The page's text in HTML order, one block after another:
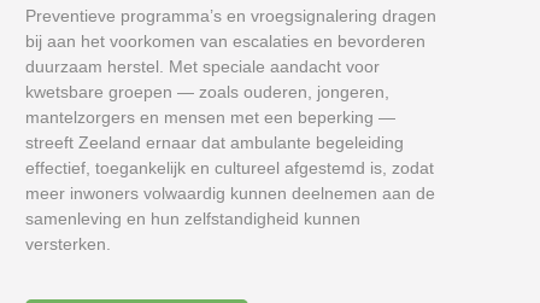
Preventieve programma’s en vroegsignalering dragen
bij aan het voorkomen van escalaties en bevorderen
duurzaam herstel. Met speciale aandacht voor
kwetsbare groepen — zoals ouderen, jongeren,
mantelzorgers en mensen met een beperking —
streeft Zeeland ernaar dat ambulante begeleiding
effectief, toegankelijk en cultureel afgestemd is, zodat
meer inwoners volwaardig kunnen deelnemen aan de
samenleving en hun zelfstandigheid kunnen
versterken.